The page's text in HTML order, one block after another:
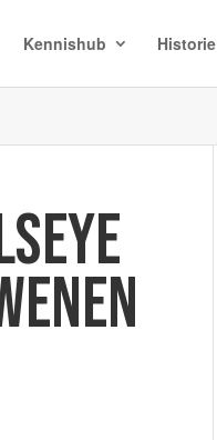
Kennishub Historie